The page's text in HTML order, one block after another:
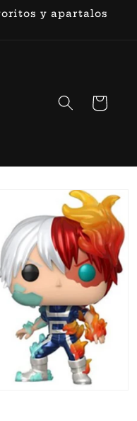
y apartalos
Carrito